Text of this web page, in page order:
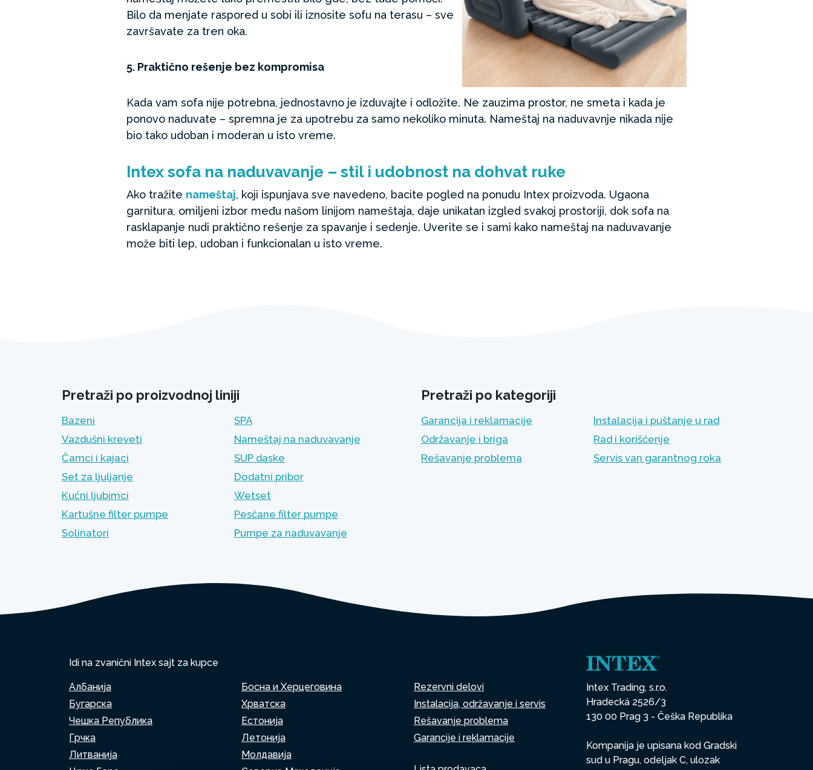
Bilo da menjate raspored u sobi ili iznosite sofu na terasu – sve
završavate za tren oka.
5. Praktično rešenje bez kompromisa
Kada vam sofa nije potrebna, jednostavno je izduvajte i odložite. Ne zauzima prostor, ne smeta i kada je
ponovo naduvate – spremna je za upotrebu za samo nekoliko minuta. Nameštaj na naduvavnje nikada nije
bio tako udoban i moderan u isto vreme.
Intex sofa na naduvavanje – stil i udobnost na dohvat ruke
Ako tražite nameštaj, koji ispunjava sve navedeno, bacite pogled na ponudu Intex proizvoda. Ugaona
garnitura, omiljeni izbor među našom linijom nameštaja, daje unikatan izgled svakoj prostoriji, dok sofa na
rasklapanje nudi praktično rešenje za spavanje i sedenje. Uverite se i sami kako nameštaj na naduvavanje
može biti lep, udoban i funkcionalan u isto vreme.
Pretraži po proizvodnoj liniji
Bazeni
SPA
Vazdušni kreveti
Nameštaj na naduvavanje
Čamci i kajaci
SUP daske
Set za ljuljanje
Dodatni pribor
Kućni ljubimci
Wetset
Kartušne filter pumpe
Pesčane filter pumpe
Solinatori
Pumpe za naduvavanje
Pretraži po kategoriji
Garancija i reklamacije
Instalacija i puštanje u rad
Održavanje i briga
Rad i korišćenje
Rešavanje problema
Servis van garantnog roka
Idi na zvanični Intex sajt za kupce
Албанија
Босна и Херцеговина
Бугарска
Хрватска
Чешка Република
Естонија
Грчка
Летонија
Литванија
Молдавија
Rezervni delovi
Instalacija, održavanje i servis
Rešavanje problema
Garancije i reklamacije
Intex Trading, s.r.o.
Hradecká 2526/3
130 00 Prag 3 - Češka Republika
Kompanija je upisana kod Gradski
sud u Pragu, odeljak C, ulozak